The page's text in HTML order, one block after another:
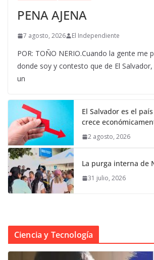
PENA AJENA
7 agosto, 2026 El Independiente
POR: TOÑO NERIO.Cuando la gente me
donde soy y contesto que de El
un
El Salvador es el
crece
2 agosto, 2026
La purga interna de
31 julio, 2026
Ciencia y Tecnología